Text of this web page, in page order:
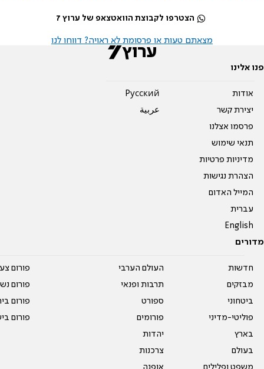
הצטרפו לקבוצת הוואטצאפ של ערוץ 7
מצאתם טעות או פרסומת לא ראויה? דווחו לנו
פנו אלינו
אודות
יצירת קשר
פרסמו אצלנו
תנאי שימוש
מדיניות פרטיות
הצהרת נגישות
המייל האדום
עברית
English
Pусский
عربية
מדורים
חדשות
מבזקים
ביטחוני
פוליטי-מדיני
בארץ
בעולם
העולם הערבי
תרבות ופנאי
ספורט
פורומים
יהדות
צרכנות
פורום
פורום
פורום
פורום